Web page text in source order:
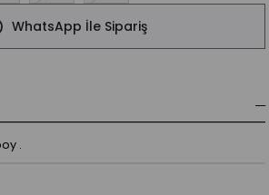
WhatsApp İle Sipariş
.